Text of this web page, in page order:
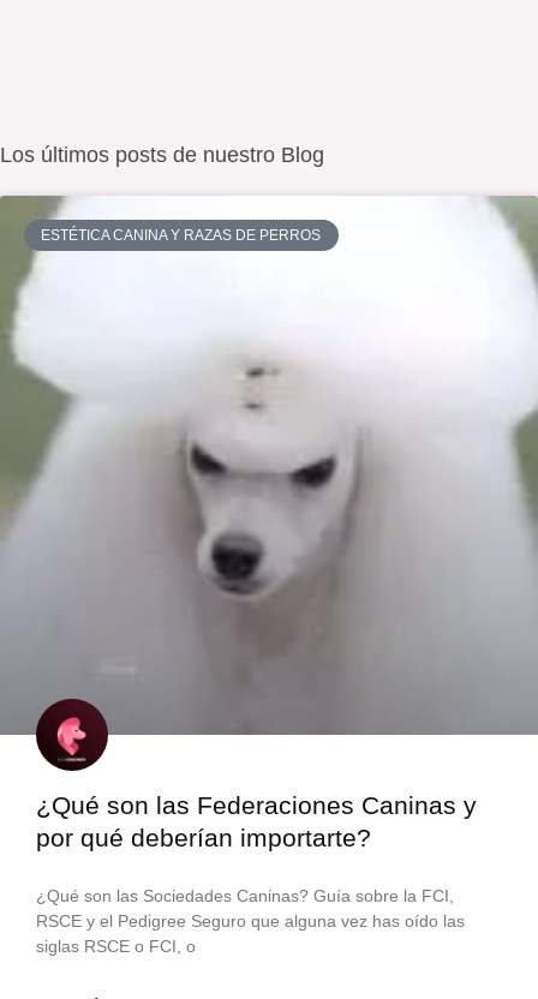
Los últimos posts de nuestro Blog
ESTÉTICA CANINA Y RAZAS DE PERROS
¿Qué son las Federaciones Caninas y
por qué deberían importarte?
¿Qué son las Sociedades Caninas? Guía sobre la FCI,
RSCE y el Pedigree Seguro que alguna vez has oído las
siglas RSCE o FCI, o